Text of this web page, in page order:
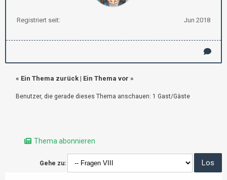
Registriert seit: Jun 2018
« Ein Thema zurück | Ein Thema vor »
Benutzer, die gerade dieses Thema anschauen: 1 Gast/Gäste
Thema abonnieren
Gehe zu: